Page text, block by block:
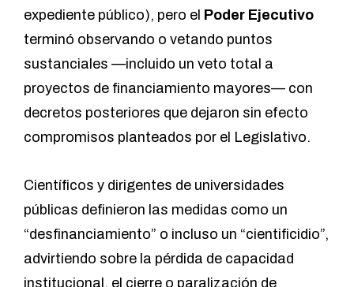
expediente público), pero el Poder Ejecutivo
terminó observando o vetando puntos
sustanciales —incluido un veto total a
proyectos de financiamiento mayores— con
decretos posteriores que dejaron sin efecto
compromisos planteados por el Legislativo.
Científicos y dirigentes de universidades
públicas definieron las medidas como un
“desfinanciamiento” o incluso un “cientificidio”,
advirtiendo sobre la pérdida de capacidad
institucional, el cierre o paralización de